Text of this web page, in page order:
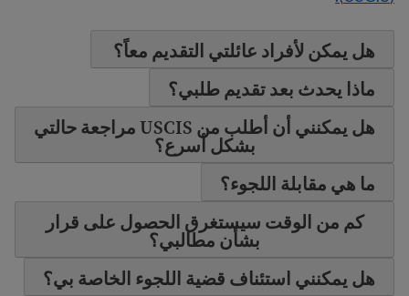
هل يمكن لأفراد عائلتي التقديم معاً؟
ماذا يحدث بعد تقديم طلبي؟
هل يمكنني أن أطلب من USCIS مراجعة حالتي
بشكل أسرع؟
ما هي مقابلة اللجوء؟
كم من الوقت سيستغرق الحصول على قرار
بشأن مطالبي؟
هل يمكنني استئناف قضية اللجوء الخاصة بي؟